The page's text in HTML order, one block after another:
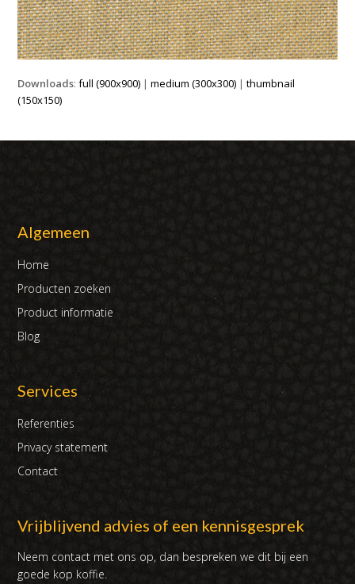
Downloads:full (900x900) |medium (300x300) |thumbnail
(150x150)
Algemeen
Home
Producten zoeken
Product informatie
Blog
Services
Referenties
Privacy statement
Contact
Vrijblijvend advies of een kennisgesprek
Neem contact met ons op, dan bespreken we dit bij een
goede kop koffie.